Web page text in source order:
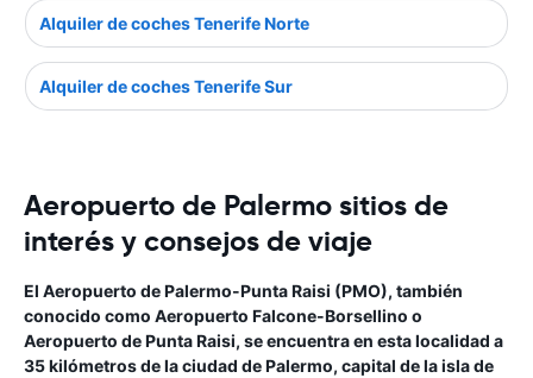
Alquiler de coches Tenerife Norte
Alquiler de coches Tenerife Sur
Aeropuerto de Palermo sitios de
interés y consejos de viaje
El Aeropuerto de Palermo-Punta Raisi (PMO), también
conocido como Aeropuerto Falcone-Borsellino o
Aeropuerto de Punta Raisi, se encuentra en esta localidad a
35 kilómetros de la ciudad de Palermo, capital de la isla de